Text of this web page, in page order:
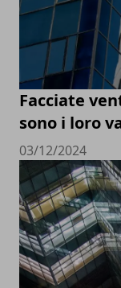
Facciate
sono i loro
03/12/2024